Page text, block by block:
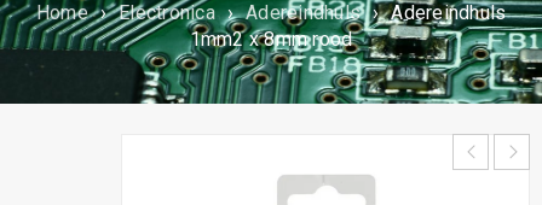
Home › Electronica › Adereindhuls › Adereindhuls
1mm2 x 8mm rood